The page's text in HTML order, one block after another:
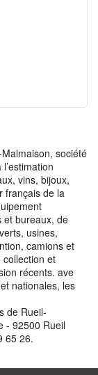
société
vins, bijoux,
français de la
et bureaux, de
usines,
camions et
et
récents. ave
nationales, les
de Rueil-
- 92500 Rueil
65 26.